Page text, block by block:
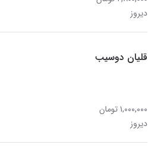
دیروز
قلیان دوسیب
۱,۰۰۰,۰۰۰ تومان
دیروز